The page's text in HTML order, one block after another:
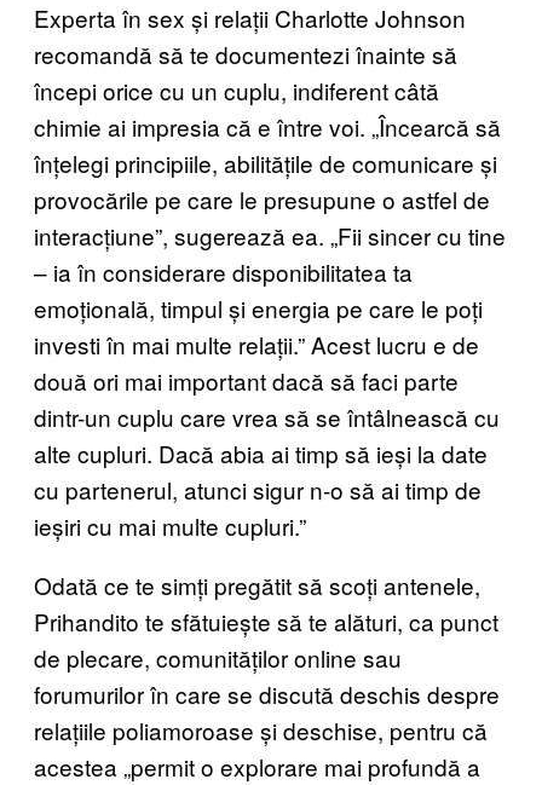
Experta în sex și relații Charlotte Johnson
recomandă să te documentezi înainte să
începi orice cu un cuplu, indiferent câtă
chimie ai impresia că e între voi. „Încearcă să
înțelegi principiile, abilitățile de comunicare și
provocările pe care le presupune o astfel de
interacțiune”, sugerează ea. „Fii sincer cu tine
– ia în considerare disponibilitatea ta
emoțională, timpul și energia pe care le poți
investi în mai multe relații.” Acest lucru e de
două ori mai important dacă să faci parte
dintr-un cuplu care vrea să se întâlnească cu
alte cupluri. Dacă abia ai timp să ieși la date
cu partenerul, atunci sigur n-o să ai timp de
ieșiri cu mai multe cupluri.”
Odată ce te simți pregătit să scoți antenele,
Prihandito te sfătuiește să te alături, ca punct
de plecare, comunităților online sau
forumurilor în care se discută deschis despre
relațiile poliamoroase și deschise, pentru că
acestea „permit o explorare mai profundă a